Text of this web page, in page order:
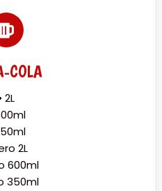
COLA
2L
2L
600ml
350ml